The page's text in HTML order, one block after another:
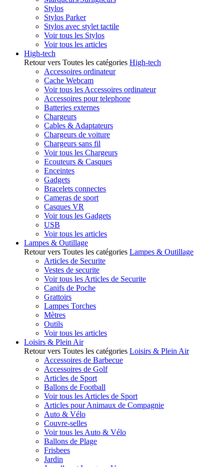
Stylos
Stylos Parker
Stylos avec stylet tactile
Voir tous les Stylos
Voir tous les articles
High-tech
Retour vers Toutes les catégories High-tech
Accessoires ordinateur
Cache Webcam
Voir tous les Accessoires ordinateur
Accessoires pour telephone
Batteries externes
Chargeurs
Cables & Adaptateurs
Chargeurs de voiture
Chargeurs sans fil
Voir tous les Chargeurs
Ecouteurs & Casques
Enceintes
Gadgets
Bracelets connectes
Cameras de sport
Casques VR
Voir tous les Gadgets
USB
Voir tous les articles
Lampes & Outillage
Retour vers Toutes les catégories Lampes & Outillage
Articles de Securite
Vestes de securite
Voir tous les Articles de Securite
Canifs de Poche
Grattoirs
Lampes Torches
Mètres
Outils
Voir tous les articles
Loisirs & Plein Air
Retour vers Toutes les catégories Loisirs & Plein Air
Accessoires de Barbecue
Accessoires de Golf
Articles de Sport
Ballons de Football
Voir tous les Articles de Sport
Articles pour Animaux de Compagnie
Auto & Vélo
Couvre-selles
Voir tous les Auto & Vélo
Ballons de Plage
Frisbees
Jardin